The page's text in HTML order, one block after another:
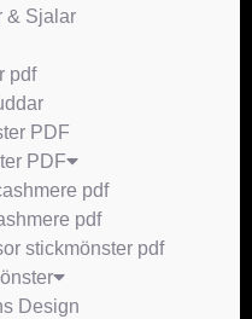
& Sjalar
pdf
PDF
PDF
pdf
pdf
stickmönster pdf
Design